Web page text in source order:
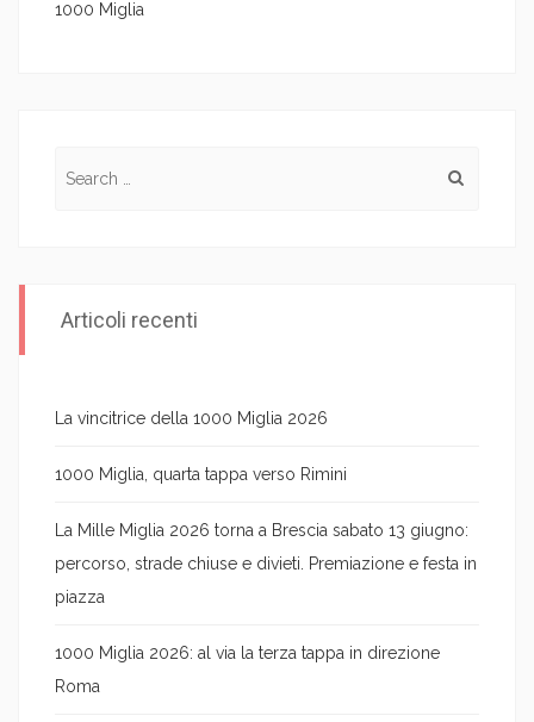
1000 Miglia
Articoli recenti
La vincitrice della 1000 Miglia 2026
1000 Miglia, quarta tappa verso Rimini
La Mille Miglia 2026 torna a Brescia sabato 13 giugno:
percorso, strade chiuse e divieti. Premiazione e festa in
piazza
1000 Miglia 2026: al via la terza tappa in direzione
Roma